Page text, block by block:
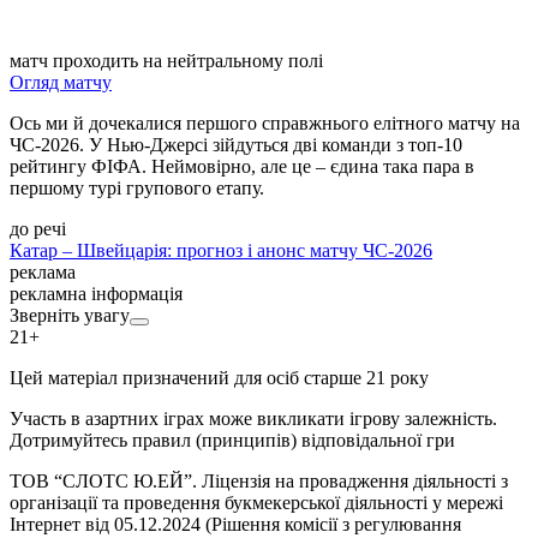
матч проходить на нейтральному полі
Огляд матчу
Ось ми й дочекалися першого справжнього елітного матчу на
ЧС-2026. У Нью-Джерсі зійдуться дві команди з топ-10
рейтингу ФІФА. Неймовірно, але це – єдина така пара в
першому турі групового етапу.
до речі
Катар – Швейцарія: прогноз і анонс матчу ЧС-2026
реклама
рекламна інформація
Зверніть увагу
21+
Цей матеріал призначений для осіб старше 21 року
Участь в азартних іграх може викликати ігрову залежність.
Дотримуйтесь правил (принципів) відповідальної гри
ТОВ “СЛОТС Ю.ЕЙ”. Ліцензія на провадження діяльності з
організації та проведення букмекерської діяльності у мережі
Інтернет від 05.12.2024 (Рішення комісії з регулювання